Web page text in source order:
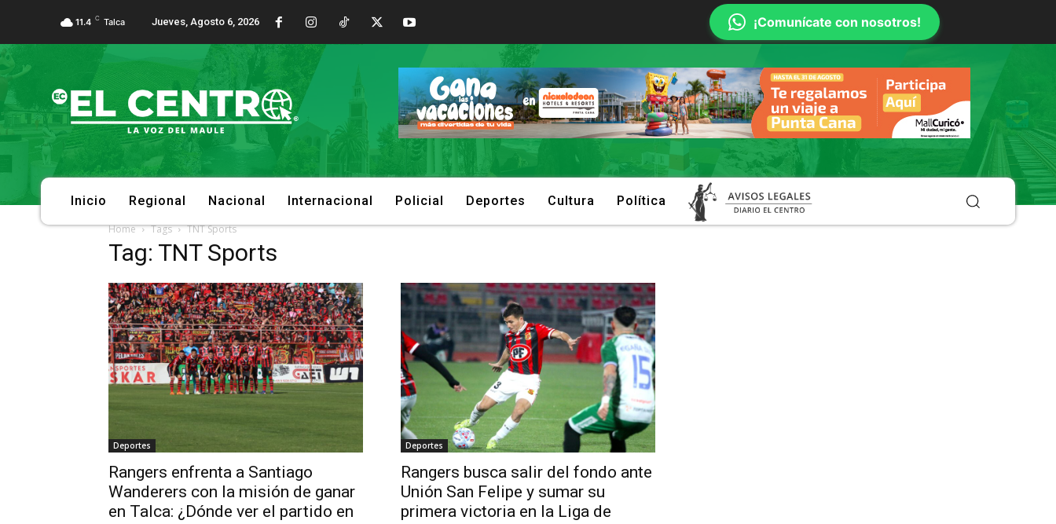
11.4 C Talca Jueves, Agosto 6, 2026 ¡Comunícate con nosotros!
Inicio Regional Nacional Internacional Policial Deportes Cultura Política
Home Tags TNT Sports
Tag: TNT Sports
Deportes
Rangers enfrenta a Santiago
Wanderers con la misión de ganar
en Talca: ¿Dónde ver el partido en
Deportes
Rangers busca salir del fondo ante
Unión San Felipe y sumar su
primera victoria en la Liga de